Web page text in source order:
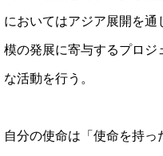
においてはアジア展開を通
模の発展に寄与するプロジ
な活動を行う。
自分の使命は「使命を持